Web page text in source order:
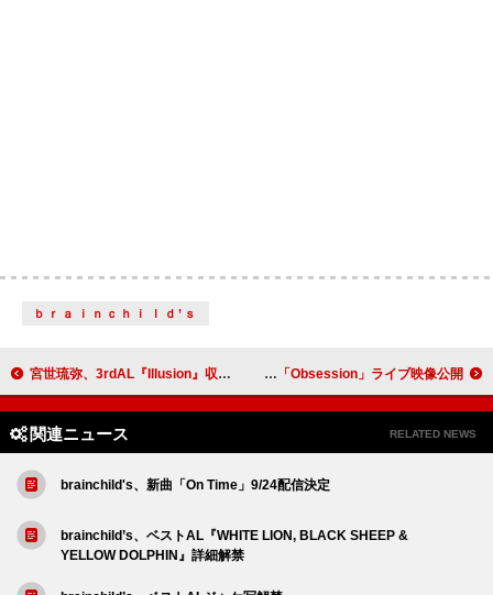
ｂｒａｉｎｃｈｉｌｄ’ｓ
宮世琉弥、3rdAL『Illusion』収録内容解禁 ExWHYZ、年末公演から「DON'T CRY」「Obsession」ライブ映像公開
関連ニュース RELATED NEWS
brainchild's、新曲「On Time」9/24配信決定
brainchild’s、ベストAL『WHITE LION, BLACK SHEEP &
YELLOW DOLPHIN』詳細解禁